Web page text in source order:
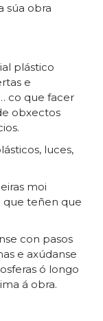
súa obra
plástico
e
co que facer
obxectos
luces,
moi
que teñen que
con pasos
e axúdanse
ó longo
á obra.